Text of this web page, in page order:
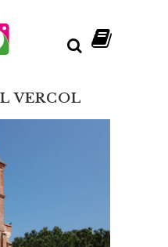
VERCOL